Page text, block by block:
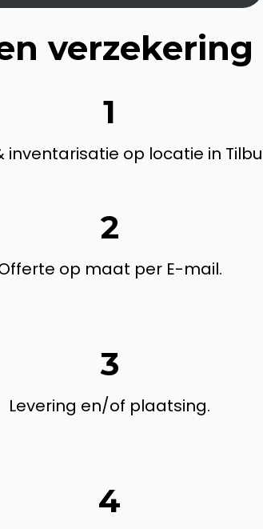
1
inventarisatie op locatie in
2
op maat per E-mail.
3
Levering en/of plaatsing.
4